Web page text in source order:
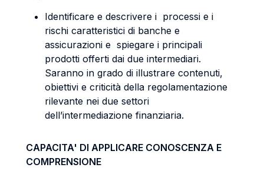
Identificare e descrivere i processi e i
rischi caratteristici di banche e
assicurazioni e spiegare i principali
prodotti offerti dai due intermediari.
Saranno in grado di illustrare contenuti,
obiettivi e criticità della regolamentazione
rilevante nei due settori
dell’intermediazione finanziaria.
CAPACITA' DI APPLICARE CONOSCENZA E
COMPRENSIONE